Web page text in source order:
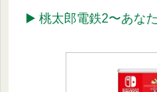
▶️ 桃太郎電鉄2〜あな